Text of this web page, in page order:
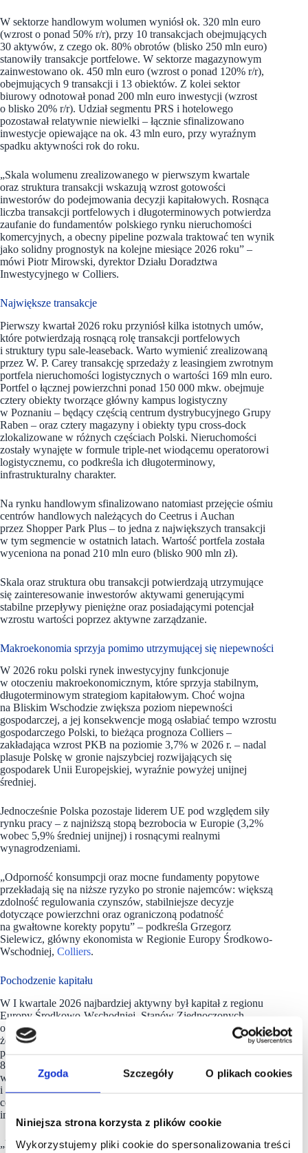
Zgoda Szczegóły O plikach cookies
Niniejsza strona korzysta z plików cookie
Wykorzystujemy pliki cookie do spersonalizowania treści
W sektorze handlowym wolumen wyniósł ok. 320 mln euro
(wzrost o ponad 50% r/r), przy 10 transakcjach obejmujących
30 aktywów, z czego ok. 80% obrotów (blisko 250 mln euro)
stanowiły transakcje portfelowe. W sektorze magazynowym
zainwestowano ok. 450 mln euro (wzrost o ponad 120% r/r),
obejmujących 9 transakcji i 13 obiektów. Z kolei sektor
biurowy odnotował ponad 200 mln euro inwestycji (wzrost
o blisko 20% r/r). Udział segmentu PRS i hotelowego
pozostawał relatywnie niewielki – łącznie sfinalizowano
inwestycje opiewające na ok. 43 mln euro, przy wyraźnym
spadku aktywności rok do roku.
„Skala wolumenu zrealizowanego w pierwszym kwartale
oraz struktura transakcji wskazują wzrost gotowości
inwestorów do podejmowania decyzji kapitałowych. Rosnąca
liczba transakcji portfelowych i długoterminowych potwierdza
zaufanie do fundamentów polskiego rynku nieruchomości
komercyjnych, a obecny pipeline pozwala traktować ten wynik
jako solidny prognostyk na kolejne miesiące 2026 roku” –
mówi Piotr Mirowski, dyrektor Działu Doradztwa
Inwestycyjnego w Colliers.
Największe transakcje
Pierwszy kwartał 2026 roku przyniósł kilka istotnych umów,
które potwierdzają rosnącą rolę transakcji portfelowych
i struktury typu sale-leaseback. Warto wymienić zrealizowaną
przez W. P. Carey transakcję sprzedaży z leasingiem zwrotnym
portfela nieruchomości logistycznych o wartości 169 mln euro.
Portfel o łącznej powierzchni ponad 150 000 mkw. obejmuje
cztery obiekty tworzące główny kampus logistyczny
w Poznaniu – będący częścią centrum dystrybucyjnego Grupy
Raben – oraz cztery magazyny i obiekty typu cross-dock
zlokalizowane w różnych częściach Polski. Nieruchomości
zostały wynajęte w formule triple-net wiodącemu operatorowi
logistycznemu, co podkreśla ich długoterminowy,
infrastrukturalny charakter.
Na rynku handlowym sfinalizowano natomiast przejęcie ośmiu
centrów handlowych należących do Ceetrus i Auchan
przez Shopper Park Plus – to jedna z największych transakcji
w tym segmencie w ostatnich latach. Wartość portfela została
wyceniona na ponad 210 mln euro (blisko 900 mln zł).
Skala oraz struktura obu transakcji potwierdzają utrzymujące
się zainteresowanie inwestorów aktywami generującymi
stabilne przepływy pieniężne oraz posiadającymi potencjał
wzrostu wartości poprzez aktywne zarządzanie.
Makroekonomia sprzyja pomimo utrzymującej się niepewności
W 2026 roku polski rynek inwestycyjny funkcjonuje
w otoczeniu makroekonomicznym, które sprzyja stabilnym,
długoterminowym strategiom kapitałowym. Choć wojna
na Bliskim Wschodzie zwiększa poziom niepewności
gospodarczej, a jej konsekwencje mogą osłabiać tempo wzrostu
gospodarczego Polski, to bieżąca prognoza Colliers –
zakładająca wzrost PKB na poziomie 3,7% w 2026 r. – nadal
plasuje Polskę w gronie najszybciej rozwijających się
gospodarek Unii Europejskiej, wyraźnie powyżej unijnej
średniej.
Jednocześnie Polska pozostaje liderem UE pod względem siły
rynku pracy – z najniższą stopą bezrobocia w Europie (3,2%
wobec 5,9% średniej unijnej) i rosnącymi realnymi
wynagrodzeniami.
„Odporność konsumpcji oraz mocne fundamenty popytowe
przekładają się na niższe ryzyko po stronie najemców: większą
zdolność regulowania czynszów, stabilniejsze decyzje
dotyczące powierzchni oraz ograniczoną podatność
na gwałtowne korekty popytu” – podkreśla Grzegorz
Sielewicz, główny ekonomista w Regionie Europy Środkowo-
Wschodniej, Colliers.
Pochodzenie kapitału
W I kwartale 2026 najbardziej aktywny był kapitał z regionu
Europy Środkowo-Wschodniej, Stanów Zjednoczonych
oraz Europy Zachodniej. Warto jednak mieć na względzie,
że do puli aktywnych uczestników rynku z pewnością dołączą
polscy inwestorzy, którzy w 2025 roku ulokowali na rynku ok.
800 mln euro, osiągając rekordowy 18% udział w całkowitym
wolumenie transakcji – ponad 60% więcej niż rok wcześniej
i niemal trzykrotnie więcej niż średnia z ostatnich pięciu lat,
co potwierdza strukturalną zmianę po stronie popytu
inwestycyjnego.
„Rynek kształtuje dziś nowa fala kupujących. Polski inwestor